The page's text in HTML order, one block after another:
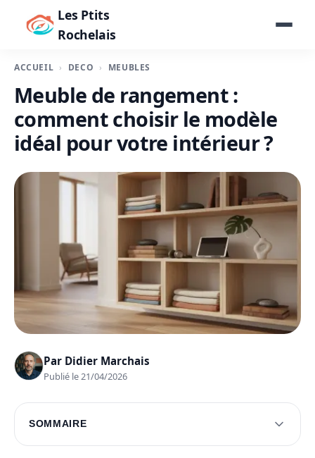
Les Ptits
Rochelais
ACCUEIL DÉCO MEUBLES
Meuble de rangement :
comment choisir le modèle
idéal pour votre intérieur ?
Par Didier Marchais
Publié le 21/04/2026
SOMMAIRE
Les clés d'un meuble de rangement idéal